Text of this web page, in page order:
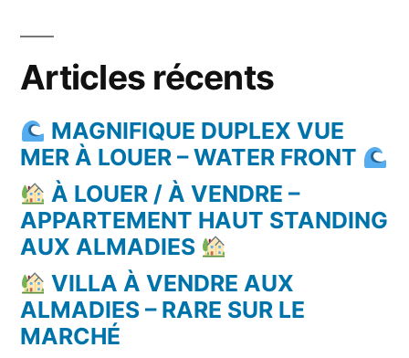
Articles récents
MAGNIFIQUE DUPLEX VUE
MER À LOUER – WATER FRONT
À LOUER / À VENDRE –
APPARTEMENT HAUT STANDING
AUX ALMADIES
VILLA À VENDRE AUX
ALMADIES – RARE SUR LE
MARCHÉ